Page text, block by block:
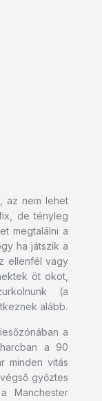
az nem lehet
de tényleg
megtalálni a
ha játszik a
ellenfél vagy
öt okot,
(a
alább.
a
a 90
minden vitás
győztes
Manchester